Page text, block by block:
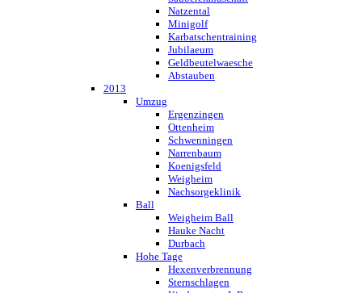
Natzental
Minigolf
Karbatschentraining
Jubilaeum
Geldbeutelwaesche
Abstauben
2013
Umzug
Ergenzingen
Ottenheim
Schwenningen
Narrenbaum
Koenigsfeld
Weigheim
Nachsorgeklinik
Ball
Weigheim Ball
Hauke Nacht
Durbach
Hohe Tage
Hexenverbrennung
Sternschlagen